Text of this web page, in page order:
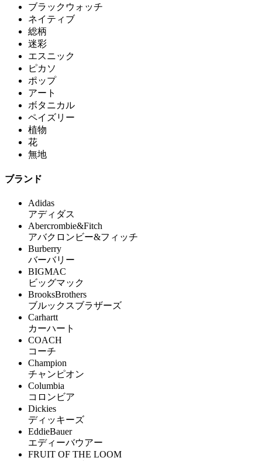
ブラックウォッチ
ネイティブ
総柄
迷彩
エスニック
ピカソ
ポップ
アート
ボタニカル
ペイズリー
植物
花
無地
ブランド
Adidas
アディダス
Abercrombie&Fitch
アバクロンビー&フィッチ
Burberry
バーバリー
BIGMAC
ビッグマック
BrooksBrothers
ブルックスブラザーズ
Carhartt
カーハート
COACH
コーチ
Champion
チャンピオン
Columbia
コロンビア
Dickies
ディッキーズ
EddieBauer
エディーバウアー
FRUIT OF THE LOOM